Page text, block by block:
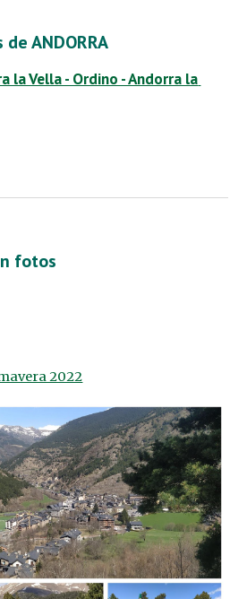
ANDORRA
la Vella - Ordino - Andorra la
fotos
2022